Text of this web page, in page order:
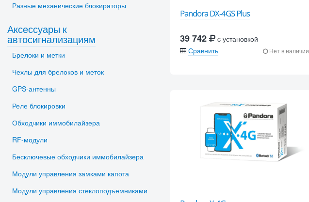
Pandora DX-4GS Plus
39 742
c установкой
Сравнить
Нет в наличии
Разные механические блокираторы
Аксессуары к
автосигнализациям
Брелоки и метки
Чехлы для брелоков и меток
GPS-антенны
Реле блокировки
Обходчики иммобилайзера
RF-модули
Бесключевые обходчики иммобилайзера
Модули управления замками капота
Модули управления стеклоподъемниками